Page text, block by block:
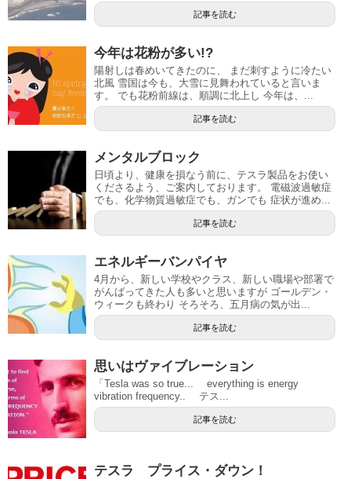
記事を読む
今年は花粉が多い!?
陽射しは春めいてきたのに、 まだ刺すように冷たい
北風 雪国は今も、大雪に見舞われていると言いま
す。 でも花粉前線は、順調に北上し 今年は、...
記事を読む
メンタルブロック
日頃より、健康を損なう前に、テスラ製品をお使い
くださるよう、ご案内しております。 電磁波過敏症
でも、化学物質過敏症でも、ガンでも 症状が進め...
記事を読む
エネルギーバンパイヤ
4月から、新しい学校やクラス、新しい職場や部署で
がんばってきた人も多いと思いますが ゴールデン・
ウィークも終わり そろそろ、五月病の気が出...
記事を読む
思いはヴァイブレーション
「Tesla was so true... everything is energy
vibration frequency.. テス...
記事を読む
テスラ プライス・ダウン！